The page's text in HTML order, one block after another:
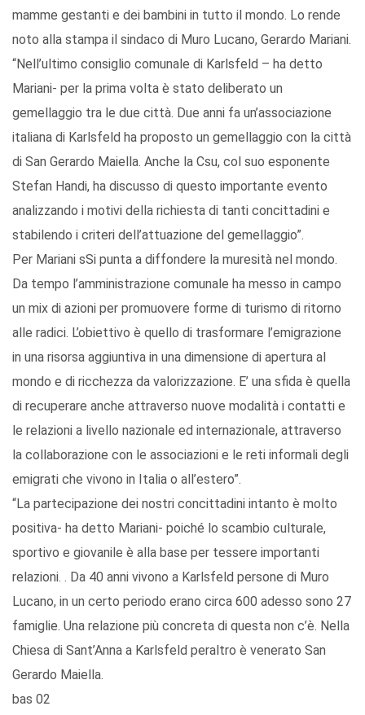
mamme gestanti e dei bambini in tutto il mondo. Lo rende
noto alla stampa il sindaco di Muro Lucano, Gerardo Mariani.
“Nell’ultimo consiglio comunale di Karlsfeld – ha detto
Mariani- per la prima volta è stato deliberato un
gemellaggio tra le due città. Due anni fa un’associazione
italiana di Karlsfeld ha proposto un gemellaggio con la città
di San Gerardo Maiella. Anche la Csu, col suo esponente
Stefan Handi, ha discusso di questo importante evento
analizzando i motivi della richiesta di tanti concittadini e
stabilendo i criteri dell’attuazione del gemellaggio”.
Per Mariani sSi punta a diffondere la muresità nel mondo.
Da tempo l’amministrazione comunale ha messo in campo
un mix di azioni per promuovere forme di turismo di ritorno
alle radici. L’obiettivo è quello di trasformare l’emigrazione
in una risorsa aggiuntiva in una dimensione di apertura al
mondo e di ricchezza da valorizzazione. E’ una sfida è quella
di recuperare anche attraverso nuove modalità i contatti e
le relazioni a livello nazionale ed internazionale, attraverso
la collaborazione con le associazioni e le reti informali degli
emigrati che vivono in Italia o all’estero”.
“La partecipazione dei nostri concittadini intanto è molto
positiva- ha detto Mariani- poiché lo scambio culturale,
sportivo e giovanile è alla base per tessere importanti
relazioni. . Da 40 anni vivono a Karlsfeld persone di Muro
Lucano, in un certo periodo erano circa 600 adesso sono 27
famiglie. Una relazione più concreta di questa non c’è. Nella
Chiesa di Sant’Anna a Karlsfeld peraltro è venerato San
Gerardo Maiella.
bas 02